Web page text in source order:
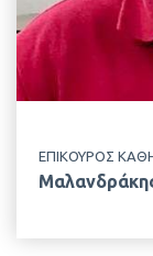
ΕΠΙΚΟΥΡΟΣ